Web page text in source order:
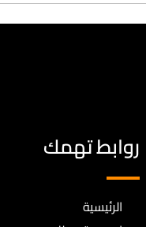
روابط تهمك
الرئيسية